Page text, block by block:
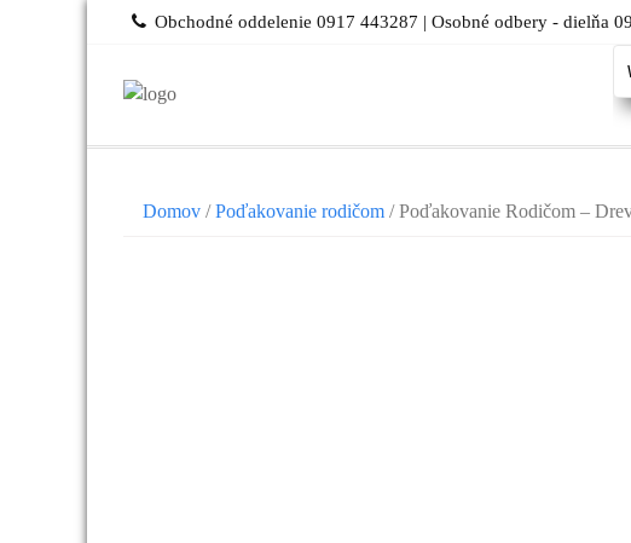
Obchodné oddelenie 0917 443287 | Osobné odbery - dielňa
Domov /Poďakovanie rodičom / Poďakovanie Rodičom –